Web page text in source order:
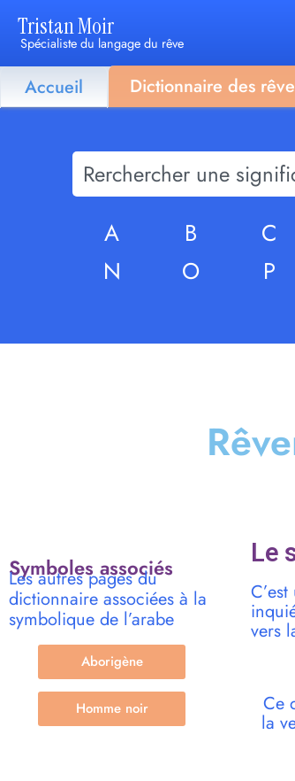
Tristan Moir
Spécialiste du langage du rêve
Accueil Dictionnaire des
A B C
N
O P
Symboles associés
Les autres pages du
dictionnaire associées à la
symbolique de l’arabe
Aborigène
Homme noir
Le
vers
Ce
la